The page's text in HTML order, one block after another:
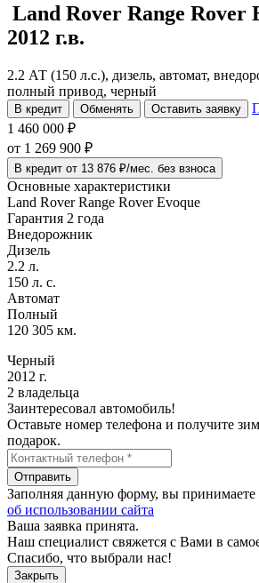
Land Rover Range Rover
2012 г.в.
2.2 АТ (150 л.с.), дизель, автомат,
полный привод, черный
В кредит Обменять Оставить заявку
1 460 000 ₽
от 1 269 900 ₽
В кредит от 13 876 ₽/мес. без взноса
Основные характеристики
Land Rover Range Rover Evoque
Гарантия 2 года
Внедорожник
Дизель
2.2 л.
150 л. с.
Автомат
Полный
120 305 км.
Черный
2012 г.
2 владельца
Заинтересовал автомобиль!
Оставьте номер телефона и получите
подарок.
Отправить
Заполняя данную форму, вы принимаете
об использовании сайта
Ваша заявка принята.
Наш специалист свяжется с Вами в
Спасибо, что выбрали нас!
Закрыть